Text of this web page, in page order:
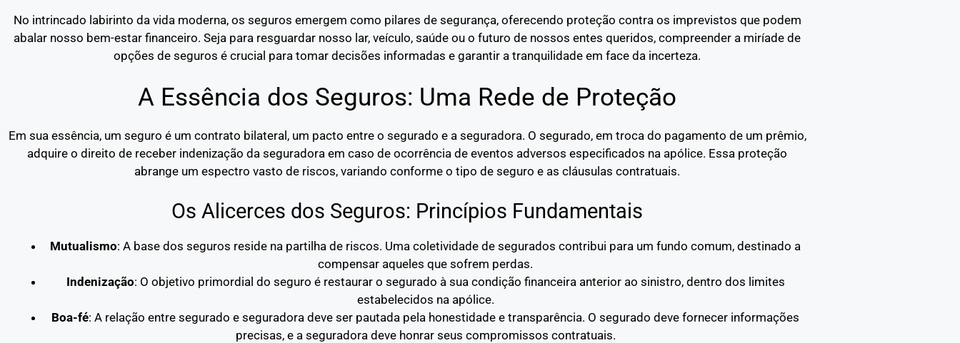
No intrincado labirinto da vida moderna, os seguros emergem como pilares de segurança, oferecendo proteção contra os imprevistos que podem
abalar nosso bem-estar financeiro. Seja para resguardar nosso lar, veículo, saúde ou o futuro de nossos entes queridos, compreender a miríade de
opções de seguros é crucial para tomar decisões informadas e garantir a tranquilidade em face da incerteza.
A Essência dos Seguros: Uma Rede de Proteção
Em sua essência, um seguro é um contrato bilateral, um pacto entre o segurado e a seguradora. O segurado, em troca do pagamento de um prêmio,
adquire o direito de receber indenização da seguradora em caso de ocorrência de eventos adversos especificados na apólice. Essa proteção
abrange um espectro vasto de riscos, variando conforme o tipo de seguro e as cláusulas contratuais.
Os Alicerces dos Seguros: Princípios Fundamentais
Mutualismo: A base dos seguros reside na partilha de riscos. Uma coletividade de segurados contribui para um fundo comum, destinado a
compensar aqueles que sofrem perdas.
Indenização: O objetivo primordial do seguro é restaurar o segurado à sua condição financeira anterior ao sinistro, dentro dos limites
estabelecidos na apólice.
Boa-fé: A relação entre segurado e seguradora deve ser pautada pela honestidade e transparência. O segurado deve fornecer informações
precisas, e a seguradora deve honrar seus compromissos contratuais.